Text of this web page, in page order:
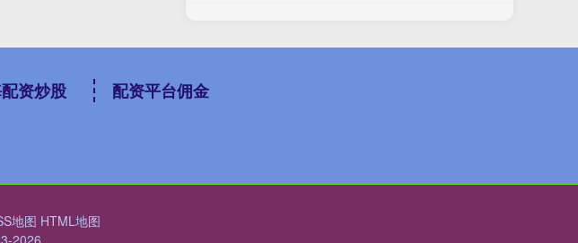
资炒股 配资平台佣金
地图 HTML地图